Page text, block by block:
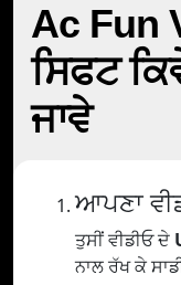
Ac Fun
ਸਿਫਟ
ਜਾਵੇ
ਆਪਣਾ
ਤੁਸੀਂ ਵੀਡੀਓ ਦੇ
ਨਾਲ ਰੱਖ ਕੇ